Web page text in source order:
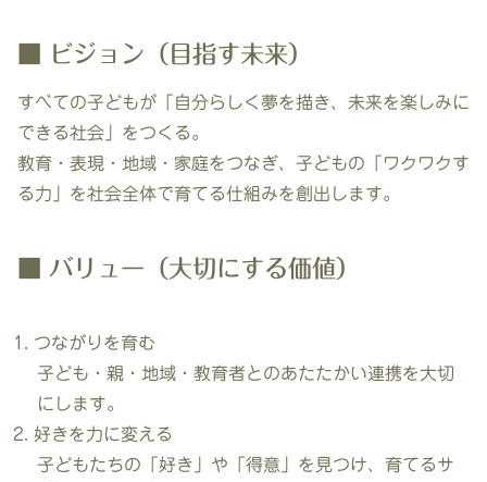
■ ビジョン（目指す未来）
すべての子どもが「自分らしく夢を描き、未来を楽しみに
できる社会」をつくる。
教育・表現・地域・家庭をつなぎ、子どもの「ワクワクす
る力」を社会全体で育てる仕組みを創出します。
■ バリュー（大切にする価値）
つながりを育む
子ども・親・地域・教育者とのあたたかい連携を大切
にします。
好きを力に変える
子どもたちの「好き」や「得意」を見つけ、育てるサ